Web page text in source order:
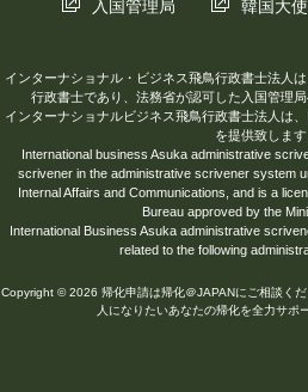
入国管理局 韓国大
インターナショナル・ビジネス飛鳥行政書士法人
行政書士であり、法務省が認可した入国管理
インターナショナルビジネス飛鳥行政書士法人は
を提供致します
International business Asuka administrative
scrivener in the administrative scrivener system
Internal Affairs and Communications, and is a
Bureau approved by the
International Business Asuka administrative
related to the following
Copyright © 2026 帰化申請は帰化＠JAPANにご相談く
人になりたいあなたの帰化を全力サポ